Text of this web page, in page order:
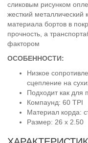
сликовым рисунком
жесткий металлический
материала бортов в
прочность, а
фактором
ОСОБЕННОСТИ:
Низкое
сцепление на
Подходит как для
Компаунд: 60 TPI
Материал корда:
Размер: 26 х 2.50